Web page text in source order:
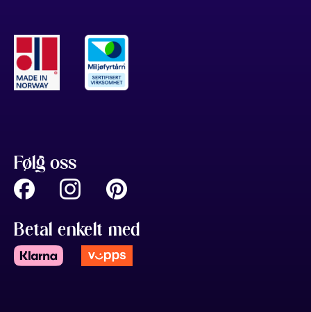
Følg oss
Betal enkelt med